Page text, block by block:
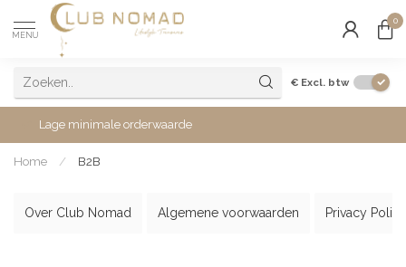
MENU
0
€ Excl. btw
Lage minimale orderwaarde
Home / B2B
Over Club Nomad Algemene voorwaarden Privacy Policy